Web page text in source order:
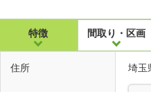
特徴 間取り・区画
住所 埼玉